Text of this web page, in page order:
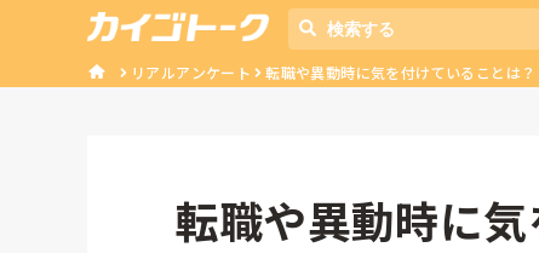
リアルアンケート 転職や異動時に気を付けていることは？
転職や異動時に